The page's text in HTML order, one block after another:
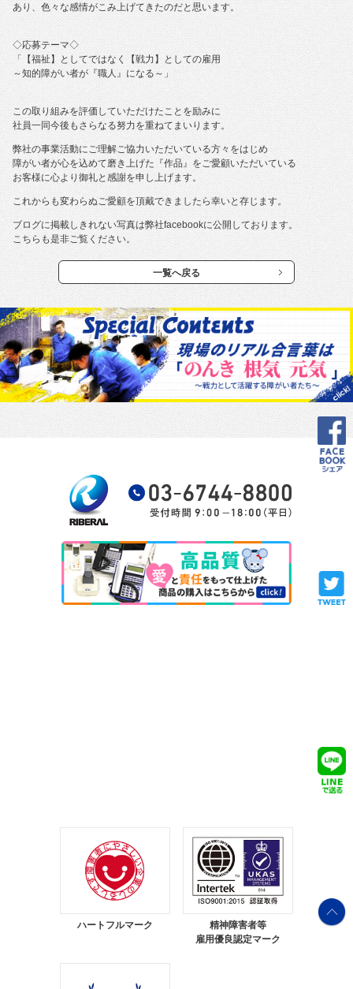
あり、色々な感情がこみ上げてきたのだと思います。
◇応募テーマ◇
「【福祉】としてではなく【戦力】としての雇用
～知的障がい者が『職人』になる～」
この取り組みを評価していただけたことを励みに
社員一同今後もさらなる努力を重ねてまいります。
弊社の事業活動にご理解ご協力いただいている方々をはじめ
障がい者が心を込めて磨き上げた『作品』をご愛顧いただいている
お客様に心より御礼と感謝を申し上げます。
これからも変わらぬご愛顧を頂戴できましたら幸いと存じます。
ブログに掲載しきれない写真は弊社facebookに公開しております。
こちらも是非ご覧ください。
一覧へ戻る
ハートフルマーク
精神障害者等
雇用優良認定マーク